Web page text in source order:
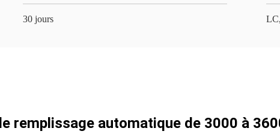
30 jours
remplissage automatique de 3000 à